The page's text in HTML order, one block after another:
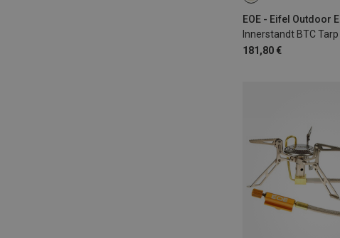
Innerstandt BTC Tarp
181,80 €